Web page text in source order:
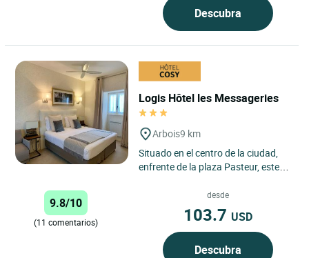
Descubra
Logis Hôtel les Messageries
Arbois9 km
Situado en el centro de la ciudad,
enfrente de la plaza Pasteur, este
alberga, desde hace 4...
9.8/10
(11 comentarios)
desde
103.7 USD
Descubra